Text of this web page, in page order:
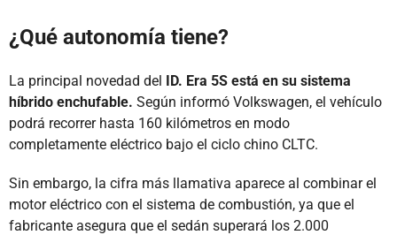
¿Qué autonomía tiene?
La principal novedad del ID. Era 5S está en su sistema
híbrido enchufable. Según informó Volkswagen, el vehículo
podrá recorrer hasta 160 kilómetros en modo
completamente eléctrico bajo el ciclo chino CLTC.
Sin embargo, la cifra más llamativa aparece al combinar el
motor eléctrico con el sistema de combustión, ya que el
fabricante asegura que el sedán superará los 2.000